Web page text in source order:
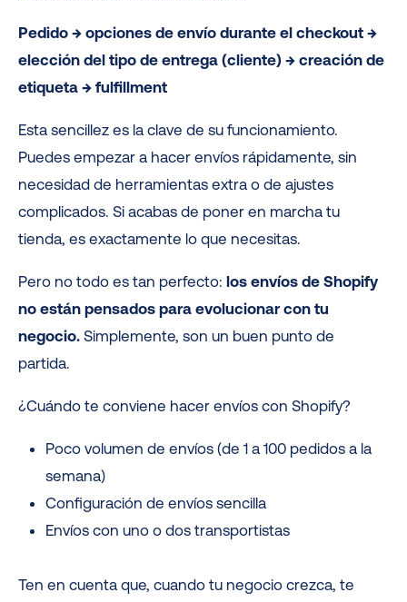
Pedido → opciones de envío durante el checkout →
elección del tipo de entrega (cliente) → creación de
etiqueta → fulfillment
Esta sencillez es la clave de su funcionamiento.
Puedes empezar a hacer envíos rápidamente, sin
necesidad de herramientas extra o de ajustes
complicados. Si acabas de poner en marcha tu
tienda, es exactamente lo que necesitas.
Pero no todo es tan perfecto: los envíos de Shopify
no están pensados para evolucionar con tu
negocio. Simplemente, son un buen punto de
partida.
¿Cuándo te conviene hacer envíos con Shopify?
Poco volumen de envíos (de 1 a 100 pedidos a la
semana)
Configuración de envíos sencilla
Envíos con uno o dos transportistas
Ten en cuenta que, cuando tu negocio crezca, te